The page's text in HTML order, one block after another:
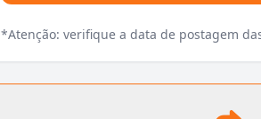
*Atenção: verifique a data de postagem